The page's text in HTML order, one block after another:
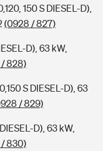
150 S DIESEL-D),
(0928 / 827)
D), 63 kW,
828)
S DIESEL-D), 63
/ 829)
D), 63 kW,
830)